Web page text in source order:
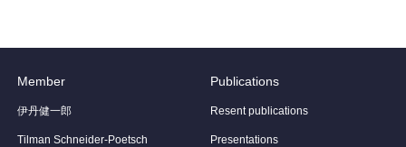
Member
伊丹健一郎
Tilman Schneider-Poetsch
Publications
Resent publications
Presentations